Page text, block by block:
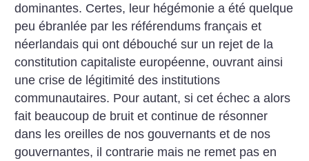
dominantes. Certes, leur hégémonie a été quelque
peu ébranlée par les référendums français et
néerlandais qui ont débouché sur un rejet de la
constitution capitaliste européenne, ouvrant ainsi
une crise de légitimité des institutions
communautaires. Pour autant, si cet échec a alors
fait beaucoup de bruit et continue de résonner
dans les oreilles de nos gouvernants et de nos
gouvernantes, il contrarie mais ne remet pas en